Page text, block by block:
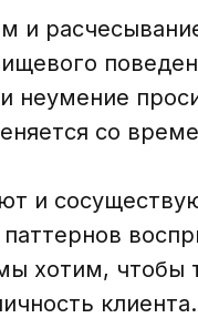
и
и неумение
со
и
хотим, чтобы
клиента.